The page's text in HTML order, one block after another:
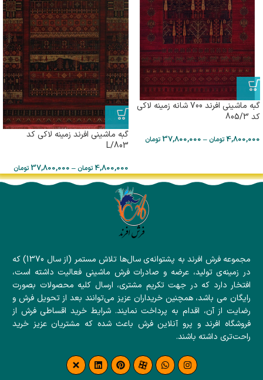
گبه ماشینی افرند 700 شانه زمینه لاکی
کد 805/3
4,800,000 تومان–
37,800,000 تومان
گبه ماشینی افرند زمینه لاکی کد
L/803
4,800,000 تومان–
37,800,000 تومان
مجموعه فرش افرند به پشتوانه‌ی سال‌ها تلاش مستمر (از سال 1370) که
در زمینه‌ی تولید، عرضه و صادرات فرش ماشینی فعالیت داشته است،
افتخار دارد که در جهت تکریم مشتری، ارسال کلیه محصولات بصورت
رایگان می باشد، همچنین خریداران عزیز می‌توانند بعد از تحویل فرش و
رضایت از آن، اقدام به پرداخت نمایند. شرایط خرید اقساطی فرش از
فروشگاه افرند و پرو آنلاین فرش باعث شده که مشتریان عزیز خرید
راحت‌تری داشته باشند.